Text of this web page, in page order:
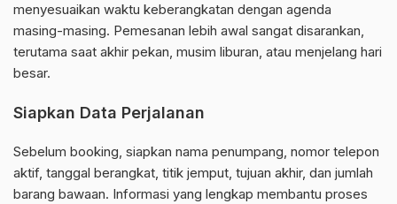
menyesuaikan waktu keberangkatan dengan agenda
masing-masing. Pemesanan lebih awal sangat disarankan,
terutama saat akhir pekan, musim liburan, atau menjelang hari
besar.
Siapkan Data Perjalanan
Sebelum booking, siapkan nama penumpang, nomor telepon
aktif, tanggal berangkat, titik jemput, tujuan akhir, dan jumlah
barang bawaan. Informasi yang lengkap membantu proses